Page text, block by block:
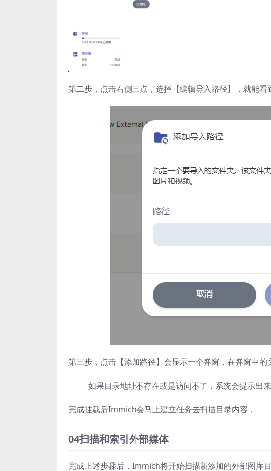
第二步，点击右侧三点，选择【编辑导入路径】，就能看
第三步，点击【添加路径】会显示一个弹窗，在弹窗中的
如果目录地址不存在或是访问不了，系统会提示出来
完成挂载后Immich会马上建立任务去扫描目录内容，
04扫描和索引外部媒体
完成上述步骤后，Immich将开始扫描新添加的外部图库